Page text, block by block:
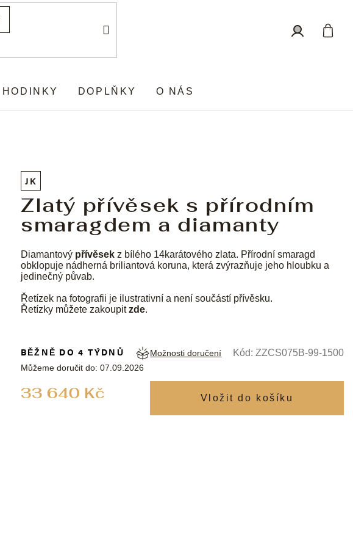
HODINKY DOPLŇKY O NÁS
JK
Zlatý přívěsek s přírodním
smaragdem a diamanty
Diamantový přívěsek z bílého 14karátového zlata. Přírodní smaragd
obklopuje nádherná briliantová koruna, která zvýrazňuje jeho hloubku a
jedinečný půvab.
Řetízek na fotografii je ilustrativní a není součástí přívěsku.
Řetízky můžete zakoupitzde.
33 640 Kč
BĚŽNĚ DO 4 TÝDNŮ
Můžeme doručit do: 07.09.2026
Možnosti doručení Kód: ZZCS075B-99-1500